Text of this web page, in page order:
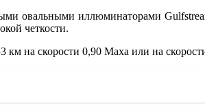
иллюминаторами
четкости.
на скорости 0,90 Маха или на